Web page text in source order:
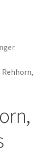
Rehhorn,